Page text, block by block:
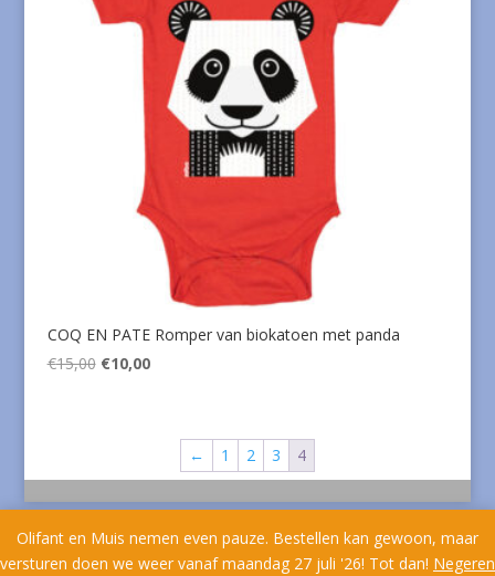
Olifant en Muis nemen even pauze. Bestellen kan gewoon, maar
versturen doen we weer vanaf maandag 27 juli '26! Tot dan! Negeren
COQ EN PATE Romper van biokatoen met panda
€15,00 Oorspronkelijke
€10,00Huidige
€10,00.
← 1 2 3 4